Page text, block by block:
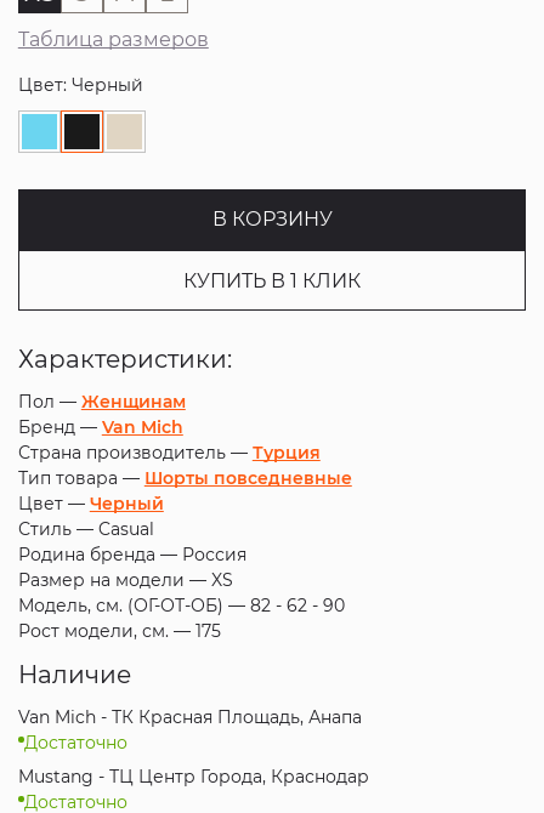
Таблица размеров
Цвет: Черный
В КОРЗИНУ
КУПИТЬ В 1 КЛИК
Характеристики:
Пол — Женщинам
Бренд — Van Mich
Страна производитель — Турция
Тип товара — Шорты повседневные
Цвет — Черный
Стиль — Casual
Родина бренда — Россия
Размер на модели — XS
Модель, см. (ОГ-ОТ-ОБ) — 82 - 62 - 90
Рост модели, см. — 175
Наличие
Van Mich - ТК Красная Площадь, Анапа
Достаточно
Mustang - ТЦ Центр Города, Краснодар
Достаточно